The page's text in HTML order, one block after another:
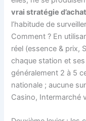
vrai stratégie
l’habitude de
Comment ? En
réel (essence & prix,
chaque station et
généralement 2 à 5
nationale ; aucune
Casino, Intermarché